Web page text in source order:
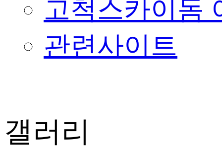
고척스카이돔
관련사이트
갤러리